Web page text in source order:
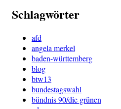
Schlagwörter
afd
angela merkel
baden-württemberg
blog
btw13
bundestagswahl
bündnis 90/die grünen